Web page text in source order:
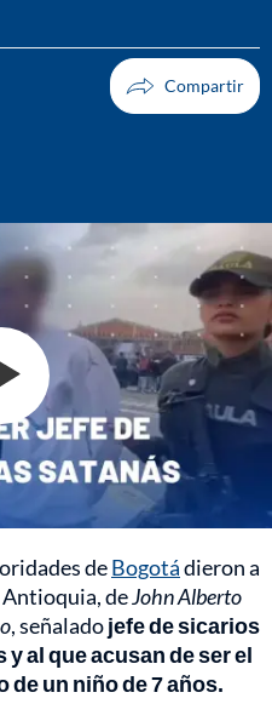
deBogotádieron a
deJohn Alberto
, señaladojefe de sicarios
al que acusan de ser el
un niño de 7 años.